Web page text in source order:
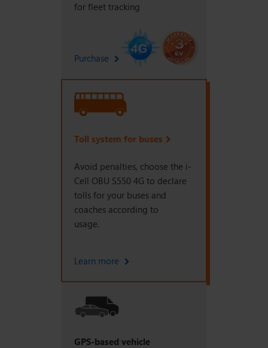
for fleet tracking
Purchase
Toll system for buses
Avoid penalties, choose the i-
Cell OBU S550 4G to declare
tolls for your buses and
coaches according to
usage.
Learn more
GPS-based vehicle